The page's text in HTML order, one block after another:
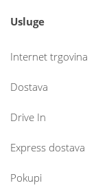
Usluge
Internet trgovina
Dostava
Drive In
Express dostava
Pokupi